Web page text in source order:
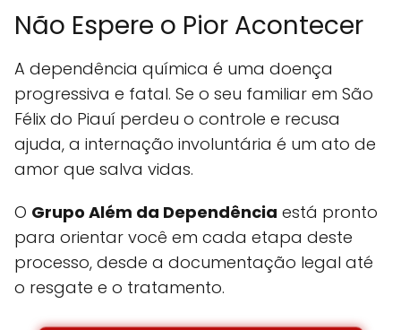
Não Espere o Pior Acontecer
A dependência química é uma doença
progressiva e fatal. Se o seu familiar em São
Félix do Piauí perdeu o controle e recusa
ajuda, a internação involuntária é um ato de
amor que salva vidas.
O Grupo Além da Dependência está pronto
para orientar você em cada etapa deste
processo, desde a documentação legal até
o resgate e o tratamento.